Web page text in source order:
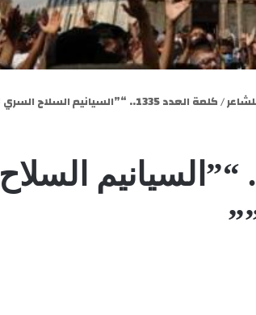
/كلمة العدد 1335.. “”السيانيم السلاح السري لاسرائيل””
العدد 1335.. “”السيانيم السلاح